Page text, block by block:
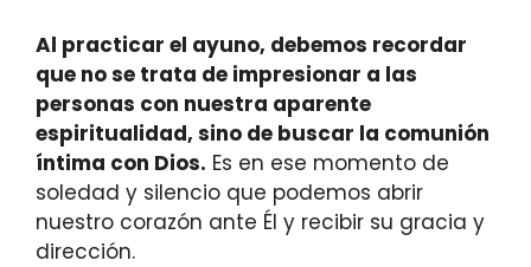
Al practicar el ayuno, debemos recordar
que no se trata de impresionar a las
personas con nuestra aparente
espiritualidad, sino de buscar la comunión
íntima con Dios. Es en ese momento de
soledad y silencio que podemos abrir
nuestro corazón ante Él y recibir su gracia y
dirección.